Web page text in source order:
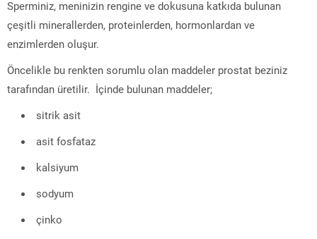
Sperminiz, meninizin rengine ve dokusuna katkıda bulunan
çeşitli minerallerden, proteinlerden, hormonlardan ve
enzimlerden oluşur.
Öncelikle bu renkten sorumlu olan maddeler prostat beziniz
tarafından üretilir. İçinde bulunan maddeler;
sitrik asit
asit fosfataz
kalsiyum
sodyum
çinko